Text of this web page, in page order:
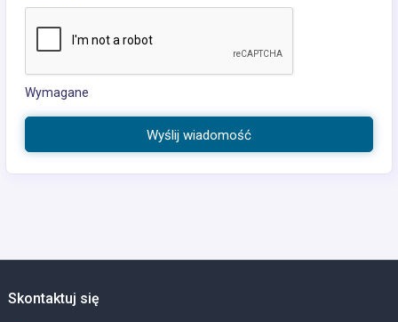
Wymagane
Wyślij wiadomość
Skontaktuj się